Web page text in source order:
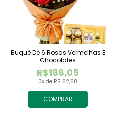
COMPRAR
3x de R$ 62,68
R$188,05
Buquê De 6 Rosas Vermelhas E
Chocolates